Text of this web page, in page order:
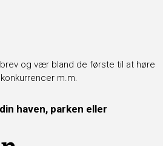
og vær bland de første til at høre
m.m.
haven, parken eller